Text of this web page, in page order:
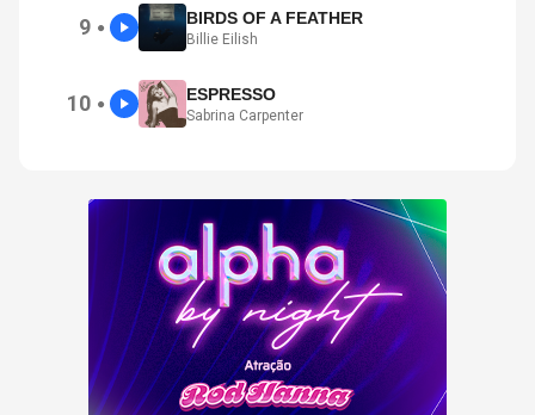
9 ● BIRDS OF A FEATHER
Billie Eilish
10 ● ESPRESSO
Sabrina Carpenter